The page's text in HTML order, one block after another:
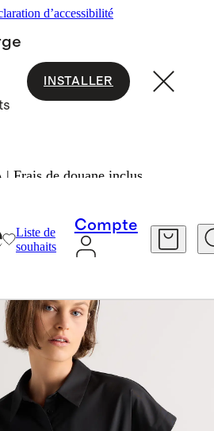
d’accessibilité
INSTALLER
Frais de douane inclus.
Liste de
souhaits
Compte